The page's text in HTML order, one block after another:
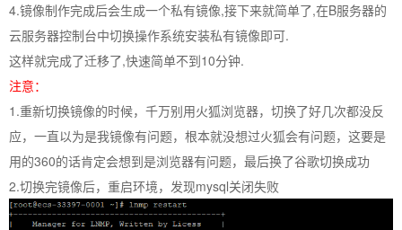
4.镜像制作完成后会生成一个私有镜像,接下来就简单了,在B服务器的
云服务器控制台中切换操作系统安装私有镜像即可.
这样就完成了迁移了,快速简单不到10分钟.
注意：
1.重新切换镜像的时候，千万别用火狐浏览器，切换了好几次都没反
应，一直以为是我镜像有问题，根本就没想过火狐会有问题，这要是
用的360的话肯定会想到是浏览器有问题，最后换了谷歌切换成功
2.切换完镜像后，重启环境，发现mysql关闭失败